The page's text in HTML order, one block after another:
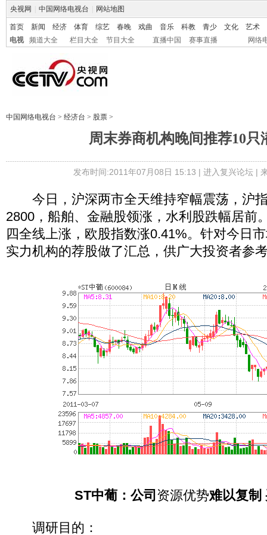
央视网 中国网络电视台 网站地图
首页 新闻 经济 体育 综艺 春晚 戏曲 音乐 科教 青少 文化
艺术
电视
频道大全 栏目大全 节目大全 直播中国 赛事直播 网络
中国网络电视台 > 经济台 > 股票 >
周末券商机构晚间推荐10只
发布时间:2011年07月08日 15:13 | 进入复兴论坛|
今日，沪深两市全天维持窄幅震荡，沪
2800，船舶、金融股领涨，水利股跌幅居前
四全线上涨，欧股指数涨0.41%。针对今日
实力机构的荐股做了汇总，供广大投资者参
ST中葡：公司 资源优势难以复制
调研目的：